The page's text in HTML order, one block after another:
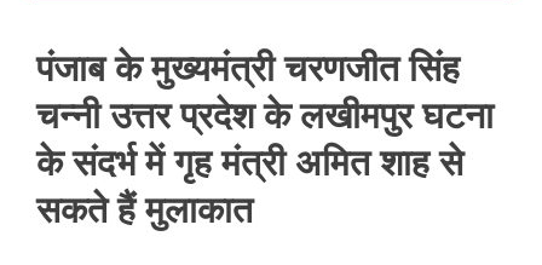
पंजाब के मुख्यमंत्री चरणजीत सिंह
चन्नी उत्तर प्रदेश के लखीमपुर घटना
के संदर्भ में गृह मंत्री अमित शाह से
सकते हैं मुलाकात